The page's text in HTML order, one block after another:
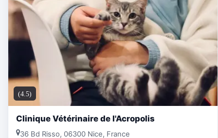
(4.5)
Clinique Vétérinaire de l'Acropolis
36 Bd Risso, 06300 Nice, France